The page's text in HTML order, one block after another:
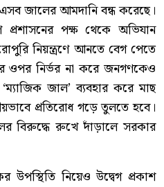
জালের আমদানি বন্ধ করেছে।
পক্ষ থেকে অভিযান
নিয়ন্ত্রণে আনতে বেগ পেতে
ওপর নির্ভর না করে জনগণকেও
জাল’ ব্যবহার করে মাছ
প্রতিরোধ গড়ে তুলতে হবে।
বিরুদ্ধে রুখে দাঁড়ালে সরকার
উপস্থিতি নিয়েও উদ্বেগ প্রকাশ